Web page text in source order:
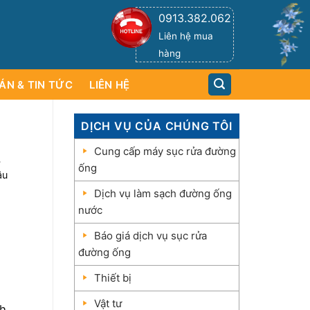
0913.382.062
Liên hệ mua
hàng
& TIN TỨC LIÊN HỆ
DỊCH VỤ CỦA CHÚNG TÔI
Cung cấp máy sục rửa đường
ống
Dịch vụ làm sạch đường ống
nước
Báo giá dịch vụ sục rửa
đường ống
Thiết bị
Vật tư